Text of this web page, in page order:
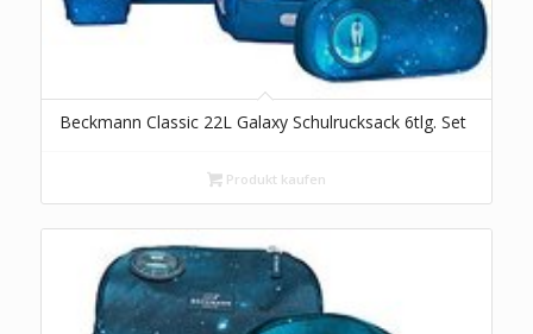
Beckmann Classic 22L Galaxy Schulrucksack 6tlg. Set
Produkt kaufen